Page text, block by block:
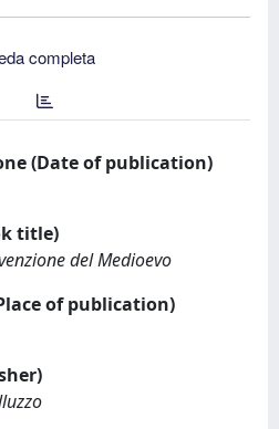
completa
(Date of publication)
title)
del Medioevo
of publication)